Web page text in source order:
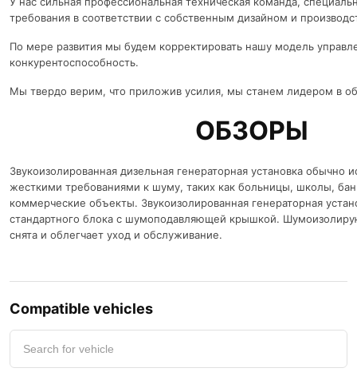
требования в соответствии с собственным дизайном и
По мере развития мы будем корректировать нашу модель
конкурентоспособность.
Мы твердо верим, что приложив усилия, мы станем лидером в
ОБЗОРЫ
Звукоизолированная дизельная генераторная установка обычно
жесткими требованиями к шуму, таких как больницы, школы,
коммерческие объекты. Звукоизолированная генераторная
стандартного блока с шумоподавляющей крышкой.
снята и облегчает уход и обслуживание.
Compatible vehicles